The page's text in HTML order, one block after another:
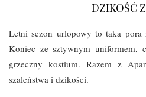
DZIKOŚĆ
Letni sezon urlopowy to taka
Koniec ze sztywnym uniformem,
grzeczny kostium. Razem z
szaleństwa i dzikości.